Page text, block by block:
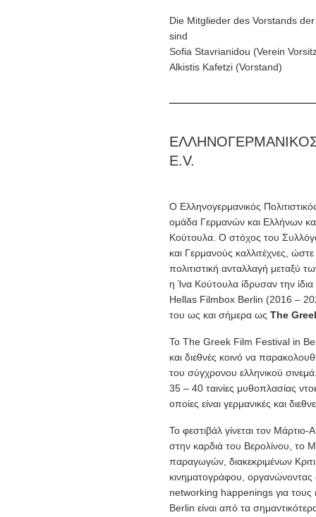
Die Mitglieder des Vorstands
sind
Sofia Stavrianidou (Verein
Alkistis Kafetzi (Vorstand)
E.V.
Ο Ελληνογερμανικός
ομάδα Γερμανών και Ελλήνων
Κούτουλα. Ο στόχος του
και Γερμανούς καλλιτέχνες,
πολιτιστική ανταλλαγή μεταξύ
η Ίνα Κούτουλα ίδρυσαν την
Hellas Filmbox Berlin (2016 –
του ως και σήμερα ως The
Το The Greek Film Festival in
και διεθνές κοινό να
του σύγχρονου ελληνικού
35 – 40 ταινίες μυθοπλασίας
οποίες είναι γερμανικές και
Το φεστιβάλ γίνεται τον
στην καρδιά του Βερολίνου, το
παραγωγών, διακεκριμένων
κινηματογράφου, οργανώνοντας
networking happenings για
Berlin είναι από τα